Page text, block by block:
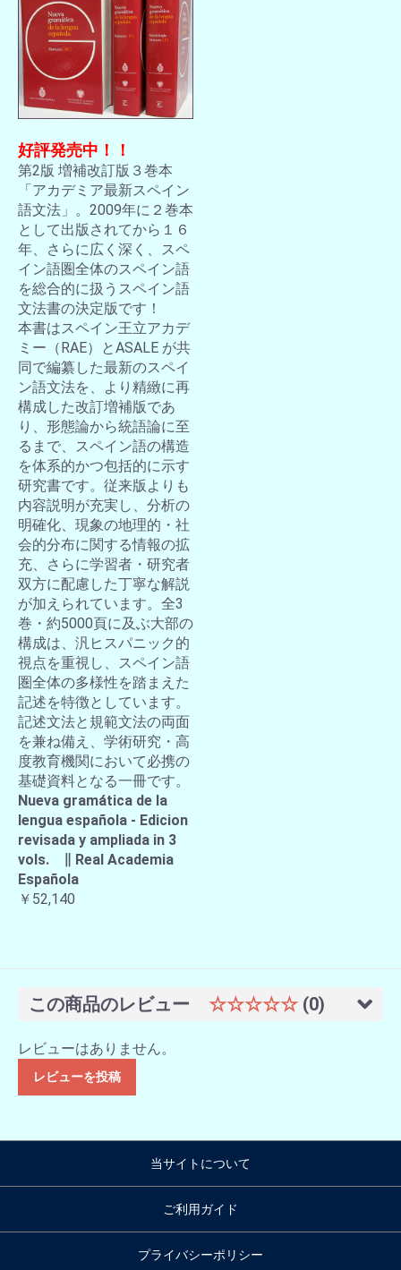
好評発売中！！
第2版 増補改訂版３巻本
「アカデミア最新スペイン
語文法」。2009年に２巻本
として出版されてから１６
年、さらに広く深く、スペ
イン語圏全体のスペイン語
を総合的に扱うスペイン語
文法書の決定版です！
本書はスペイン王立アカデ
ミー（RAE）とASALE が共
同で編纂した最新のスペイ
ン語文法を、より精緻に再
構成した改訂増補版であ
り、形態論から統語論に至
るまで、スペイン語の構造
を体系的かつ包括的に示す
研究書です。従来版よりも
内容説明が充実し、分析の
明確化、現象の地理的・社
会的分布に関する情報の拡
充、さらに学習者・研究者
双方に配慮した丁寧な解説
が加えられています。全3
巻・約5000頁に及ぶ大部の
構成は、汎ヒスパニック的
視点を重視し、スペイン語
圏全体の多様性を踏まえた
記述を特徴としています。
記述文法と規範文法の両面
を兼ね備え、学術研究・高
度教育機関において必携の
基礎資料となる一冊です。
Nueva gramática de la
lengua española - Edicion
revisada y ampliada in 3
vols. ∥ Real Academia
Española
￥52,140
この商品のレビュー ☆☆☆☆☆ (0)
レビューはありません。
レビューを投稿
当サイトについて
ご利用ガイド
プライバシーポリシー